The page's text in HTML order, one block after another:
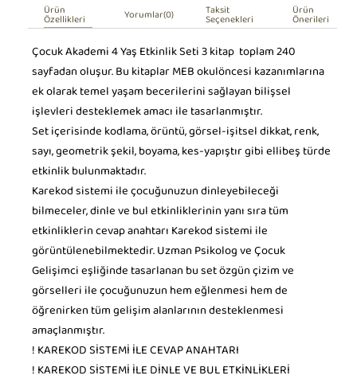
Ürün
Özellikleri Yorumlar(0) Taksit
Seçenekleri Ürün
Önerileri
Çocuk Akademi 4 Yaş Etkinlik Seti 3 kitap toplam 240
sayfadan oluşur. Bu kitaplar MEB okulöncesi kazanımlarına
ek olarak temel yaşam becerilerini sağlayan bilişsel
işlevleri desteklemek amacı ile tasarlanmıştır.
Set içerisinde kodlama, örüntü, görsel-işitsel dikkat, renk,
sayı, geometrik şekil, boyama, kes-yapıştır gibi ellibeş türde
etkinlik bulunmaktadır.
Karekod sistemi ile çocuğunuzun dinleyebileceği
bilmeceler, dinle ve bul etkinliklerinin yanı sıra tüm
etkinliklerin cevap anahtarı Karekod sistemi ile
görüntülenebilmektedir. Uzman Psikolog ve Çocuk
Gelişimci eşliğinde tasarlanan bu set özgün çizim ve
görselleri ile çocuğunuzun hem eğlenmesi hem de
öğrenirken tüm gelişim alanlarının desteklenmesi
amaçlanmıştır.
! KAREKOD SİSTEMİ İLE CEVAP ANAHTARI
! KAREKOD SİSTEMİ İLE DİNLE VE BUL ETKİNLİKLERİ